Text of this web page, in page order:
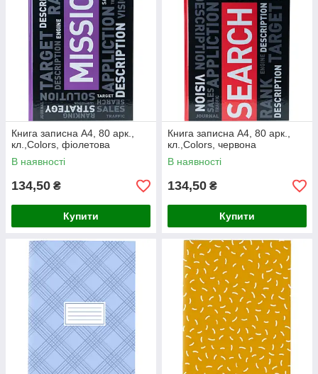
Книга записна А4, 80 арк.,
кл.,Colors, фіолетова
В наявності
134,50 ₴
Купити
Книга записна А4, 80 арк.,
кл.,Colors, червона
В наявності
134,50 ₴
Купити